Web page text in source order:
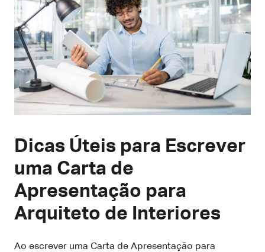
Dicas Úteis para Escrever
uma Carta de
Apresentação para
Arquiteto de Interiores
Ao escrever uma Carta de Apresentação para